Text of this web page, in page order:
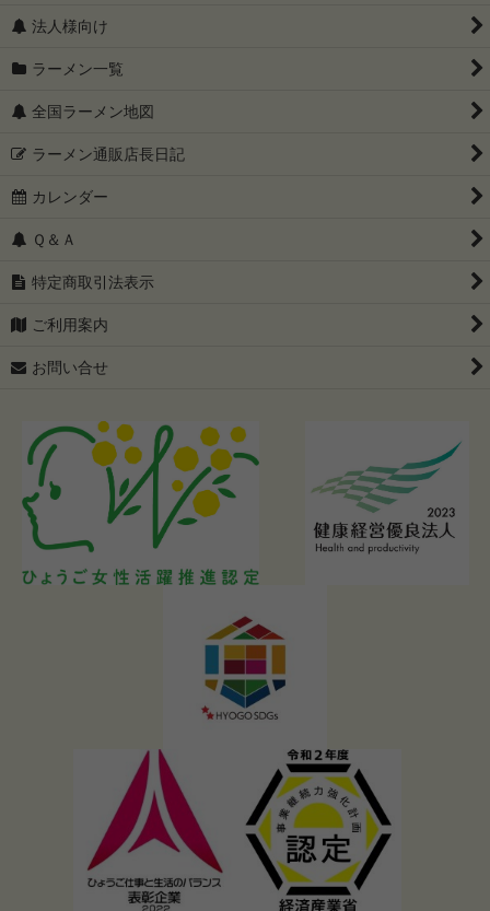
法人様向け
ラーメン一覧
全国ラーメン地図
ラーメン通販店長日記
カレンダー
Ｑ＆Ａ
特定商取引法表示
ご利用案内
お問い合せ